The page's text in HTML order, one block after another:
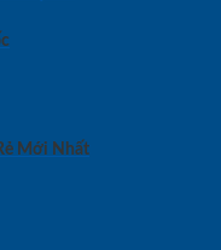
Mới Nhất